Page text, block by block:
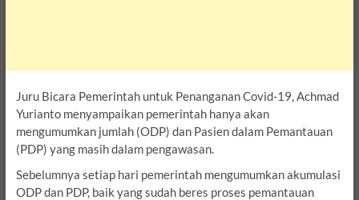
Juru Bicara Pemerintah untuk Penanganan Covid-19, Achmad
Yurianto menyampaikan pemerintah hanya akan
mengumumkan jumlah (ODP) dan Pasien dalam Pemantauan
(PDP) yang masih dalam pengawasan.
Sebelumnya setiap hari pemerintah mengumumkan akumulasi
ODP dan PDP, baik yang sudah beres proses pemantauan